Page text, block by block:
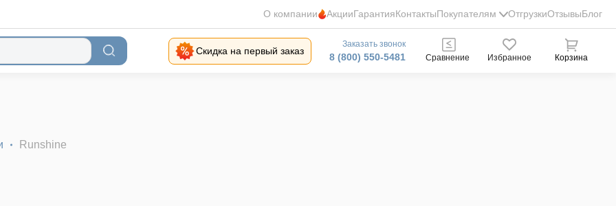
О компании АкцииГарантияКонтактыПокупателям ОтгрузкиОтзывыБлог
Скидка на первый заказ
Заказать звонок
8 (800) 550-5481 Сравнение Избранное Корзина
Runshine